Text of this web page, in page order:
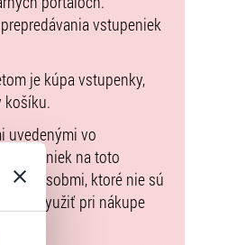
slovenským mestom
vstupeniek
je kúpa vstupenky,
košíku.
uvedenými vo
vstupeniek na toto
spôsobmi, ktoré nie sú
využiť pri nákupe